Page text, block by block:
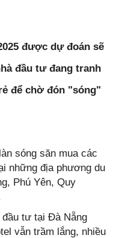
được dự đoán sẽ
đầu tư đang tranh
để chờ đón "sóng"
sóng săn mua các
những địa phương du
Phú Yên, Quy
đầu tư tại Đà Nẵng
vẫn trầm lắng, nhiều